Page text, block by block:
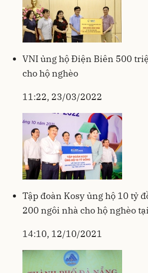
VNI ủng hộ Điện Biên 500
cho hộ nghèo
11:22, 23/03/2022
Tập đoàn Kosy ủng hộ 10 tỷ
200 ngôi nhà cho hộ nghèo
14:10, 12/10/2021